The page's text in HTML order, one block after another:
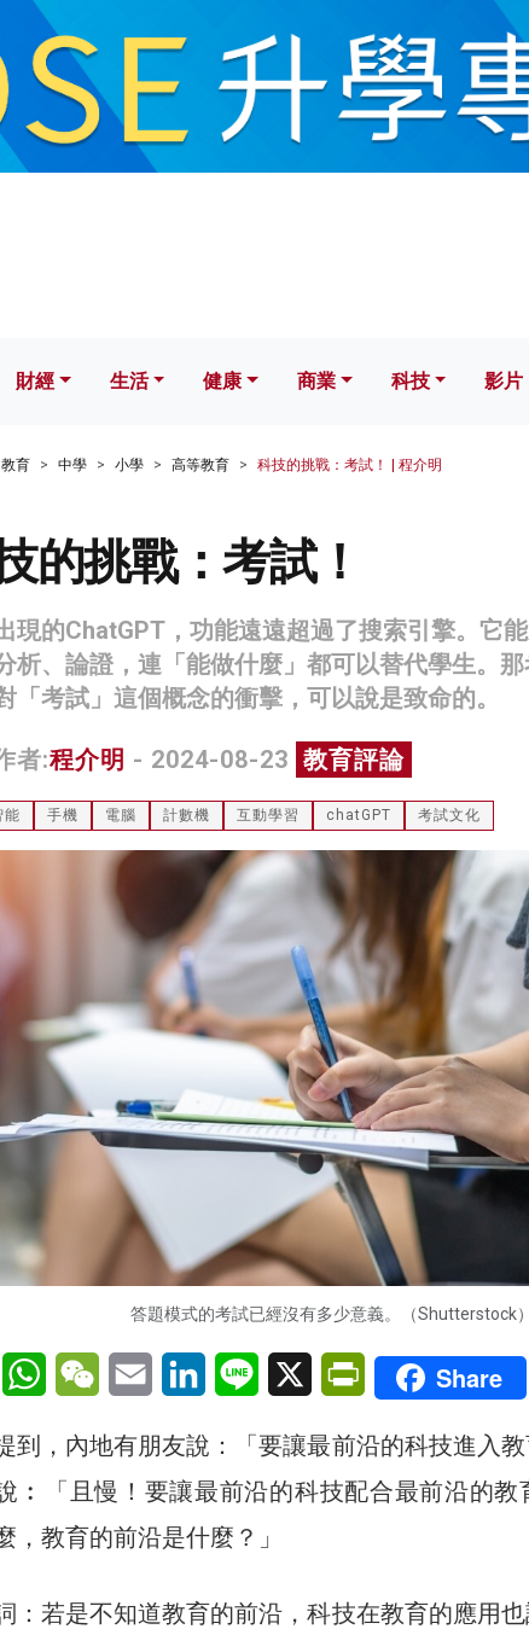
生活 健康 科技 影
財經 生活 健康 商業 科技 影片
教育 中學 小學 高等教育 科技的挑戰：考試！ | 程介明
的挑戰：考試！
現的ChatGPT，功能遠遠超過了搜索引擎。它
析、論證，連「能做什麼」都可以替代學生。
「考試」這個概念的衝擊，可以說是致命的。
者:程介明 - 2024-08-23 教育評論
能 手機 電腦 計數機 互動學習 chatGPT 考試文化
答題模式的考試已經沒有多少意義。（Shutterstock）
FacebookWhatsAppWeChatEmail LinkedInLine X PrintFriendly
Share
到，內地有朋友說：「要讓最前沿的科技進入
︰「且慢！要讓最前沿的科技配合最前沿的教
，教育的前沿是什麼？」
：若是不知道教育的前沿，科技在教育的應用